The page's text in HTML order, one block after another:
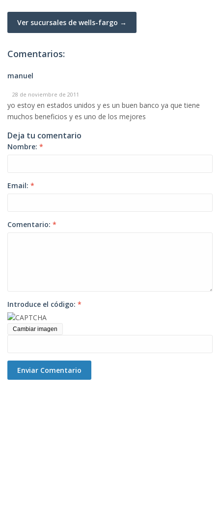
Ver sucursales de wells-fargo →
Comentarios:
manuel
28 de noviembre de 2011
yo estoy en estados unidos y es un buen banco ya que tiene
muchos beneficios y es uno de los mejores
Deja tu comentario
Nombre: *
Email: *
Comentario: *
Introduce el código: *
Cambiar imagen
Enviar Comentario